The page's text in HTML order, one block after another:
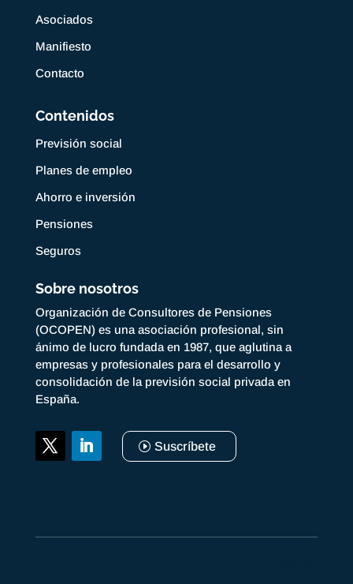
Asociados
Manifiesto
Contacto
Contenidos
Previsión social
Planes de empleo
Ahorro e inversión
Pensiones
Seguros
Sobre nosotros
Organización de Consultores de Pensiones
(OCOPEN) es una asociación profesional, sin
ánimo de lucro fundada en 1987, que aglutina a
empresas y profesionales para el desarrollo y
consolidación de la previsión social privada en
España.
Suscríbete